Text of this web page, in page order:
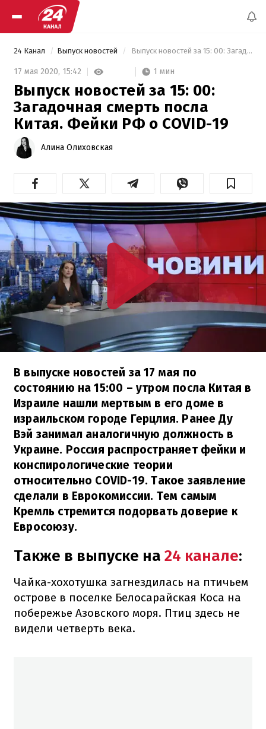
24 Канал Выпуск новостей Выпуск новостей за 15: 00: Загадочная смерть посла Китая.  Фейки РФ о COVID-19
17 мая 2020, 15:42 1 мин
Выпуск новостей за 15: 00:
Загадочная смерть посла
Китая. Фейки РФ о COVID-19
Алина Олиховская
В выпуске новостей за 17 мая по
состоянию на 15:00 – утром посла Китая в
Израиле нашли мертвым в его доме в
израильском городе Герцлия. Ранее Ду
Вэй занимал аналогичную должность в
Украине. Россия распространяет фейки и
конспирологические теории
относительно COVID-19. Такое заявление
сделали в Еврокомиссии. Тем самым
Кремль стремится подорвать доверие к
Евросоюзу.
Также в выпуске на 24 канале:
Чайка-хохотушка загнездилась на птичьем
острове в поселке Белосарайская Коса на
побережье Азовского моря. Птиц здесь не
видели четверть века.